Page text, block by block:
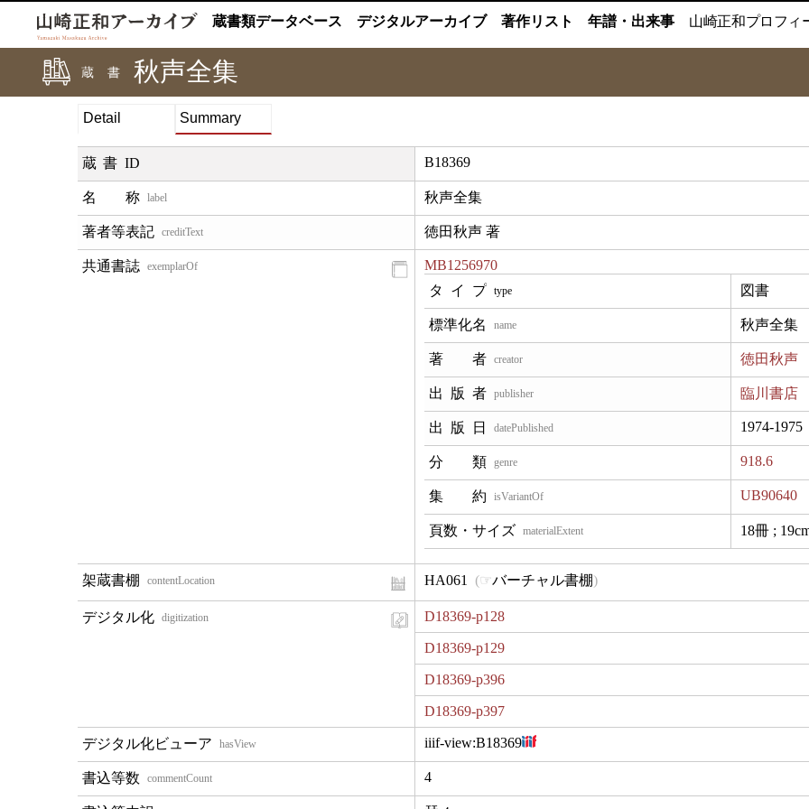
蔵書類データベース デジタルアーカイブ 著作リスト 年譜・出来事 山崎正和プロフィ
蔵書 秋声全集
Detail Summary
蔵書ID B18369
label 秋声全集
creditText 徳田秋声 著
exemplarOf MB1256970
type 図書
name 秋声全集
creator 徳田秋声
publisher 臨川書店
datePublished 1974-1975
genre 918.6
isVariantOf UB90640
materialExtent 18冊 ;
contentLocation HA061 バーチャル書棚
digitization D18369-p128
D18369-p129
D18369-p396
D18369-p397
hasView iiif-view:B18369
commentCount 4